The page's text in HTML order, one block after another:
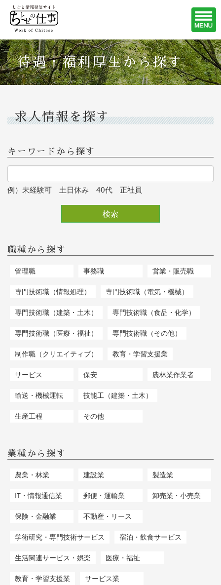
待遇・福利厚生から探す
求人情報を探す
キーワードから探す
例）未経験可 土日休み 40代 正社員
検索
職種から探す
管理職 事務職 営業・販売職
専門技術職（情報処理） 専門技術職（電気・機械）
専門技術職（建築・土木） 専門技術職（食品・化学）
専門技術職（医療・福祉） 専門技術職（その他）
制作職（クリエイティブ） 教育・学習支援業
サービス 保安 農林業作業者
輸送・機械運転 技能工（建築・土木）
生産工程 その他
業種から探す
農業・林業 建設業 製造業
IT・情報通信業 郵便・運輸業 卸売業・小売業
保険・金融業 不動産・リース
学術研究・専門技術サービス 宿泊・飲食サービス
生活関連サービス・娯楽 医療・福祉
教育・学習支援業 サービス業